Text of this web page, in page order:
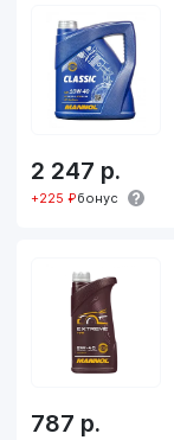
2 247 р.
+225 ₽бонус
787 р.